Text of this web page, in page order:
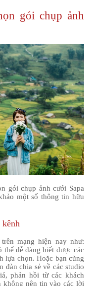
gói chụp ảnh
gói chụp ảnh cưới Sapa
một số thông tin hữu
mạng hiện nay như:
dễ dàng biết được các
lựa chọn. Hoặc bạn cũng
đàn chia sẻ về các studio
phản hồi từ các khách
không nên tin vào các lời